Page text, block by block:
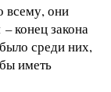
всему, они
конец закона
среди них,
иметь